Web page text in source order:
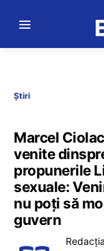
Știri
Marcel
venite
propunerile
sexuale:
nu poți să
guvern
Redacția